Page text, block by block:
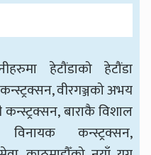
हेटौंडाको हेटौंडा
वीरगञ्जको अभय
बाराकै विशाल
कन्स्ट्रक्सन,